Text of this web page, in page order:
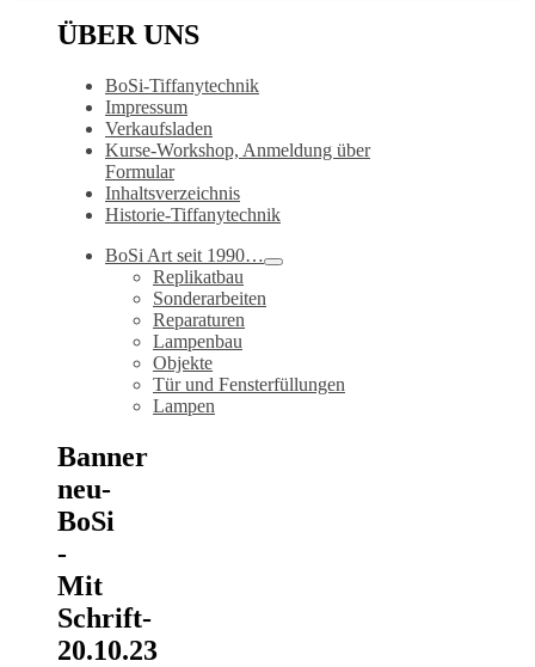
ÜBER UNS
BoSi-Tiffanytechnik
Impressum
Verkaufsladen
Kurse-Workshop, Anmeldung über
Formular
Inhaltsverzeichnis
Historie-Tiffanytechnik
BoSi Art seit 1990…
Replikatbau
Sonderarbeiten
Reparaturen
Lampenbau
Objekte
Tür und Fensterfüllungen
Lampen
Banner
neu-
BoSi
-
Mit
Schrift-
20.10.23